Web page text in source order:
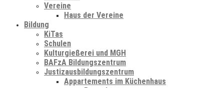
Vereine
Haus der Vereine
Bildung
KiTas
Schulen
Kulturgießerei und MGH
BAFzA Bildungszentrum
Justizausbildungszentrum
Appartements im Küchenhaus